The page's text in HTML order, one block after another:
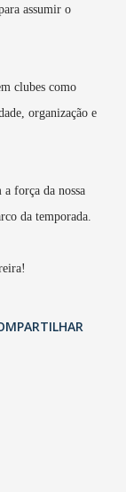
assumir o
clubes como
organização e
força da nossa
da temporada.